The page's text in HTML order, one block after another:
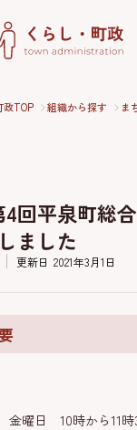
政TOP 組織から探す ま
4回平泉町総
ました
更新日 2021年3月1日
金曜日 10時から11時